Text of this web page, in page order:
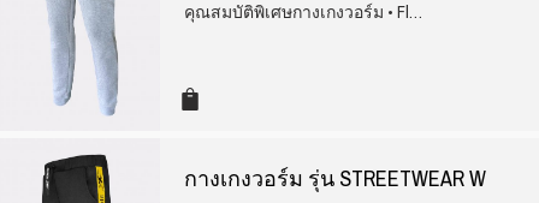
คุณสมบัติพิเศษกางเกงวอร์ม • Fl…
กางเกงวอร์ม รุ่น STREETWEAR W